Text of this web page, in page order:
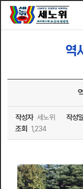
역
작성자 세노위 작성일
조회 1,234